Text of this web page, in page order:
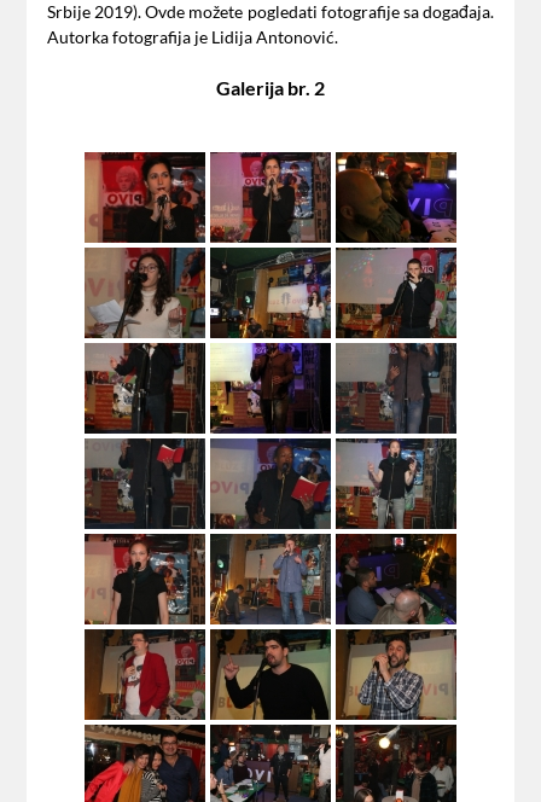
Srbije 2019). Ovde možete pogledati fotografije sa događaja.
Autorka fotografija je Lidija Antonović.
Galerija br. 2